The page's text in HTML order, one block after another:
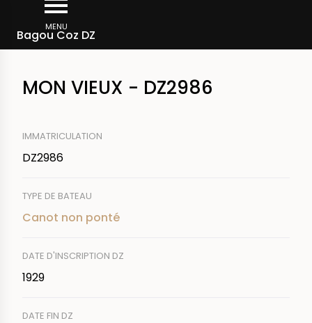
contenu
MENU
Bagou Coz DZ
d'Ariane
Rechercher un bateau
MON VIEUX - DZ2986
IMMATRICULATION
DZ2986
TYPE DE BATEAU
Canot non ponté
DATE D'INSCRIPTION DZ
1929
DATE FIN DZ